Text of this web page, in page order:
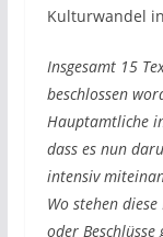
Kulturwandel
Insgesamt 15
beschlossen
Hauptamtliche
dass es nun
intensiv
Wo stehen
oder